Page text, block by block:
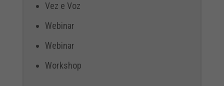
Vez e Voz
Webinar
Webinar
Workshop